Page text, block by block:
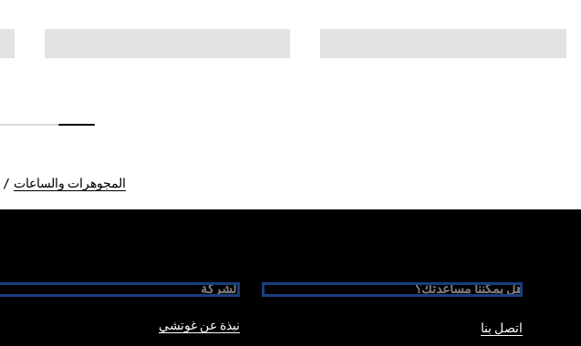
المجوهرات والساعات
هل يمكننا مساعدتك؟
اتصل بنا
الشركة
نبذة عن غوتشي